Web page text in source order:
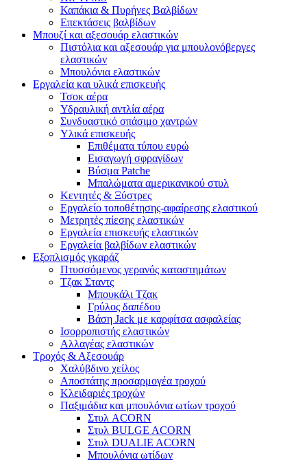
Καπάκια & Πυρήνες Βαλβίδων
Επεκτάσεις βαλβίδων
Μπουζί και αξεσουάρ ελαστικών
Πιστόλια και αξεσουάρ για μπουλονόβεργες
ελαστικών
Μπουλόνια ελαστικών
Εργαλεία και υλικά επισκευής
Τσοκ αέρα
Υδραυλική αντλία αέρα
Συνδυαστικό σπάσιμο χαντρών
Υλικά επισκευής
Επιθέματα τύπου ευρώ
Εισαγωγή σφραγίδων
Βύσμα Patche
Μπαλώματα αμερικανικού στυλ
Κεντητές & Ξύστρες
Εργαλείο τοποθέτησης-αφαίρεσης ελαστικού
Μετρητές πίεσης ελαστικών
Εργαλεία επισκευής ελαστικών
Εργαλεία βαλβίδων ελαστικών
Εξοπλισμός γκαράζ
Πτυσσόμενος γερανός καταστημάτων
Τζακ Σταντς
Μπουκάλι Τζακ
Γρύλος δαπέδου
Βάση Jack με καρφίτσα ασφαλείας
Ισορροπιστής ελαστικών
Αλλαγέας ελαστικών
Τροχός & Αξεσουάρ
Χαλύβδινο χείλος
Αποστάτης προσαρμογέα τροχού
Κλειδαριές τροχών
Παξιμάδια και μπουλόνια ωτίων τροχού
Στυλ ACORN
Στυλ BULGE ACORN
Στυλ DUALIE ACORN
Μπουλόνια ωτίδων